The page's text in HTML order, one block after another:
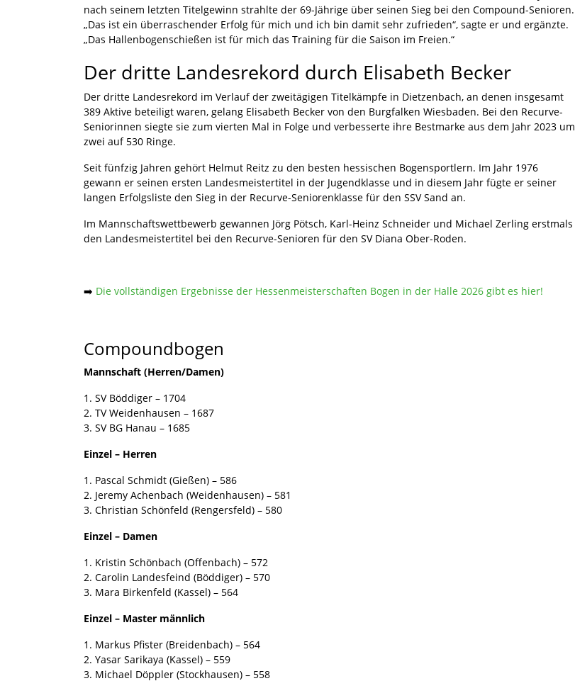
nach seinem letzten Titelgewinn strahlte der 69-Jährige über seinen Sieg bei den Compound-Senioren.
„Das ist ein überraschender Erfolg für mich und ich bin damit sehr zufrieden“, sagte er und ergänzte.
„Das Hallenbogenschießen ist für mich das Training für die Saison im Freien.“
Der dritte Landesrekord durch Elisabeth Becker
Der dritte Landesrekord im Verlauf der zweitägigen Titelkämpfe in Dietzenbach, an denen insgesamt
389 Aktive beteiligt waren, gelang Elisabeth Becker von den Burgfalken Wiesbaden. Bei den Recurve-
Seniorinnen siegte sie zum vierten Mal in Folge und verbesserte ihre Bestmarke aus dem Jahr 2023 um
zwei auf 530 Ringe.
Seit fünfzig Jahren gehört Helmut Reitz zu den besten hessischen Bogensportlern. Im Jahr 1976
gewann er seinen ersten Landesmeistertitel in der Jugendklasse und in diesem Jahr fügte er seiner
langen Erfolgsliste den Sieg in der Recurve-Seniorenklasse für den SSV Sand an.
Im Mannschaftswettbewerb gewannen Jörg Pötsch, Karl-Heinz Schneider und Michael Zerling erstmals
den Landesmeistertitel bei den Recurve-Senioren für den SV Diana Ober-Roden.
➡️ Die vollständigen Ergebnisse der Hessenmeisterschaften Bogen in der Halle 2026 gibt es hier!
Compoundbogen
Mannschaft (Herren/Damen)
1. SV Böddiger – 1704
2. TV Weidenhausen – 1687
3. SV BG Hanau – 1685
Einzel – Herren
1. Pascal Schmidt (Gießen) – 586
2. Jeremy Achenbach (Weidenhausen) – 581
3. Christian Schönfeld (Rengersfeld) – 580
Einzel – Damen
1. Kristin Schönbach (Offenbach) – 572
2. Carolin Landesfeind (Böddiger) – 570
3. Mara Birkenfeld (Kassel) – 564
Einzel – Master männlich
1. Markus Pfister (Breidenbach) – 564
2. Yasar Sarikaya (Kassel) – 559
3. Michael Döppler (Stockhausen) – 558